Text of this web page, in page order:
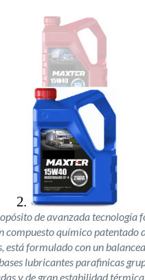
de avanzada tecnología
compuesto químico patentado
está formulado con un
lubricantes parafinicas
y de gran estabilidad térmica.